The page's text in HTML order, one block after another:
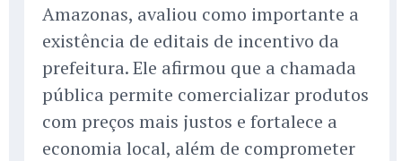
Amazonas, avaliou como importante a
existência de editais de incentivo da
prefeitura. Ele afirmou que a chamada
pública permite comercializar produtos
com preços mais justos e fortalece a
economia local, além de comprometer